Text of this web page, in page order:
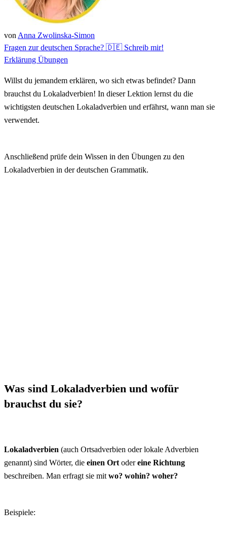
von Anna Zwolinska-Simon
Fragen zur deutschen Sprache? 🇩🇪 Schreib mir!
Erklärung Übungen
Willst du jemandem erklären, wo sich etwas befindet? Dann
brauchst du Lokaladverbien! In dieser Lektion lernst du die
wichtigsten deutschen Lokaladverbien und erfährst, wann man sie
verwendet.
Anschließend prüfe dein Wissen in den Übungen zu den
Lokaladverbien in der deutschen Grammatik.
Was sind Lokaladverbien und wofür
brauchst du sie?
Lokaladverbien (auch Ortsadverbien oder lokale Adverbien
genannt) sind Wörter, die einen Ort odereine Richtung
beschreiben. Man erfragt sie mit wo? wohin? woher?
Beispiele: